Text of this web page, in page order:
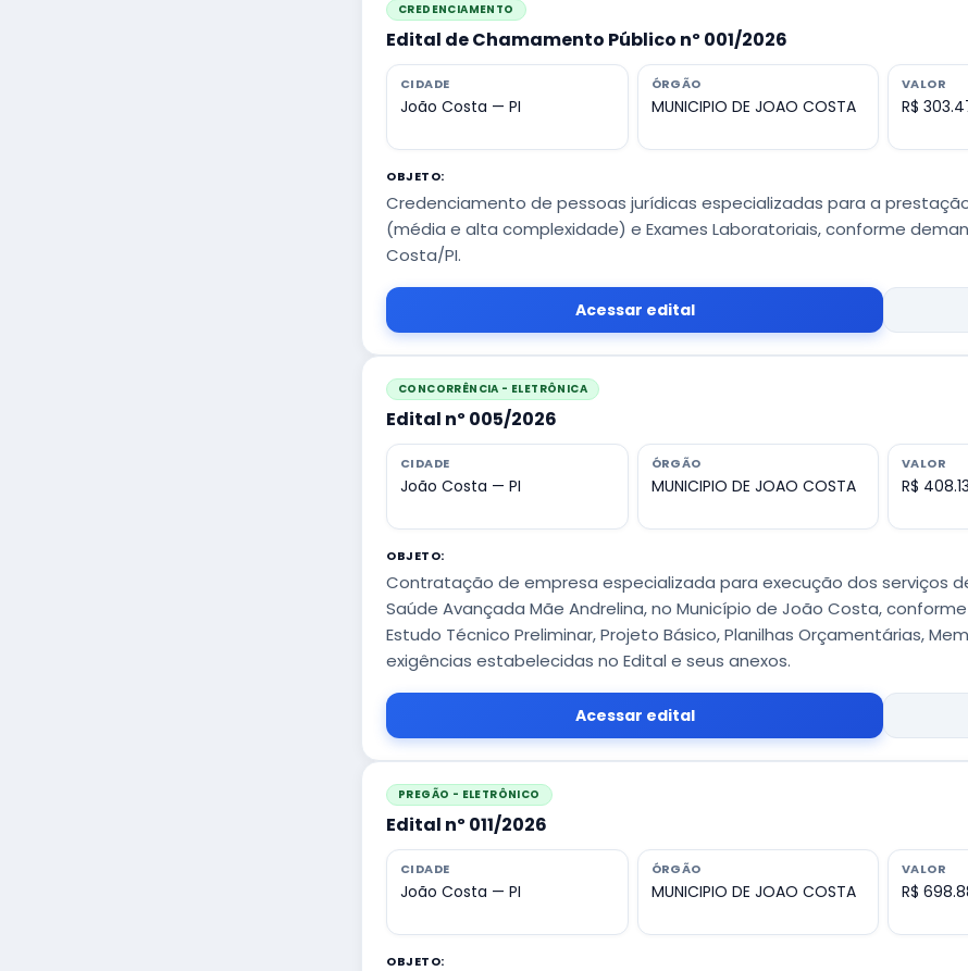
CREDENCIAMENTO
Edital de Chamamento Público nº 001/2026
CIDADE
João Costa — PI
ÓRGÃO
MUNICIPIO DE JOAO COSTA
VALOR
R$
OBJETO:
Credenciamento de pessoas jurídicas especializadas para a
(média e alta complexidade) e Exames Laboratoriais, conforme
Costa/PI.
Acessar edital
CONCORRÊNCIA - ELETRÔNICA
Edital nº 005/2026
CIDADE
João Costa — PI
ÓRGÃO
MUNICIPIO DE JOAO COSTA
VALOR
R$
OBJETO:
Contratação de empresa especializada para execução dos serviços
Saúde Avançada Mãe Andrelina, no Município de João Costa, conforme
Estudo Técnico Preliminar, Projeto Básico, Planilhas Orçamentárias,
exigências estabelecidas no Edital e seus anexos.
Acessar edital
PREGÃO - ELETRÔNICO
Edital nº 011/2026
CIDADE
João Costa — PI
ÓRGÃO
MUNICIPIO DE JOAO COSTA
VALOR
R$
OBJETO: